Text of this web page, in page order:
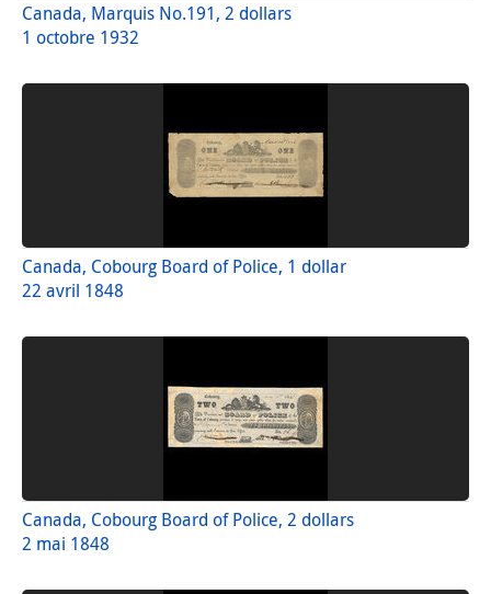
Canada, Marquis No.191, 2 dollars
1 octobre 1932
Canada, Cobourg Board of Police, 1 dollar
22 avril 1848
Canada, Cobourg Board of Police, 2 dollars
2 mai 1848